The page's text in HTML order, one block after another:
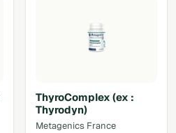
ThyroComplex (ex :
Thyrodyn)
Metagenics France